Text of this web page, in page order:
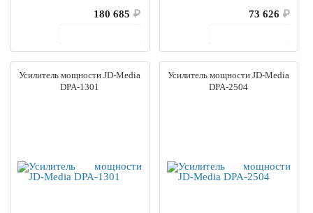
180 685 ₽
73 626 ₽
Усилитель мощности JD-Media
DPA-1301
Усилитель мощности JD-Media
DPA-2504